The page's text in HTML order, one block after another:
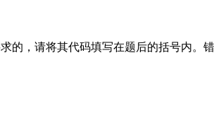
的，请将其代码填写在题后的括号内。